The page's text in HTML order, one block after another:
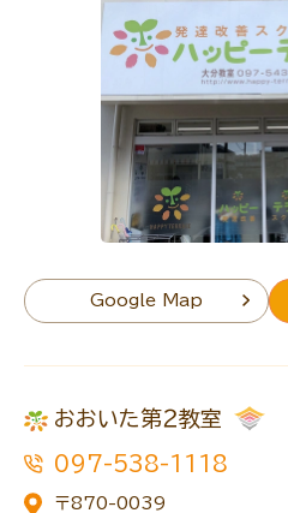
Google Map
おおいた第２教室
097-538-1118
〒870-0039